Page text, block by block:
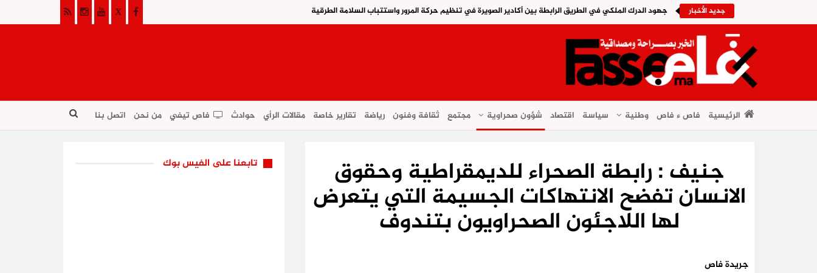
جديد الأخبار جهود الدرك الملكي في الطريق الرابطة بين أكادير الصويرة في تنظيم حركة المرور واستتباب السلامة الطرقية
الرئيسية فاص ء فاص وطنية سياسة اقتصاد شؤون صحراوية مجتمع ثقافة وفنون رياضة تقارير خاصة مقالات الرأي حوادث فاص تيفي من نحن اتصل بنا
جنيف : رابطة الصحراء للديمقراطية وحقوق
الانسان تفضح الانتهاكات الجسيمة التي يتعرض
لها اللاجئون الصحراويون بتندوف
جريدة فاص
تابعنا على الفيس بوك